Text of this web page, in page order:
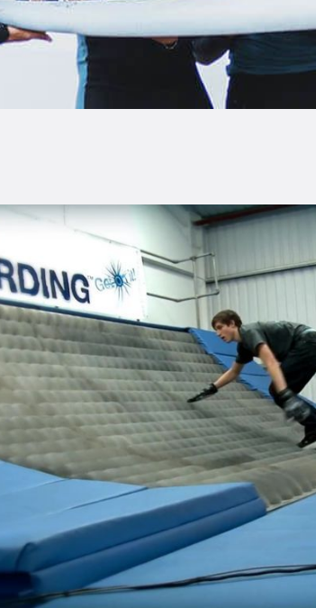
BLOG
FAQ